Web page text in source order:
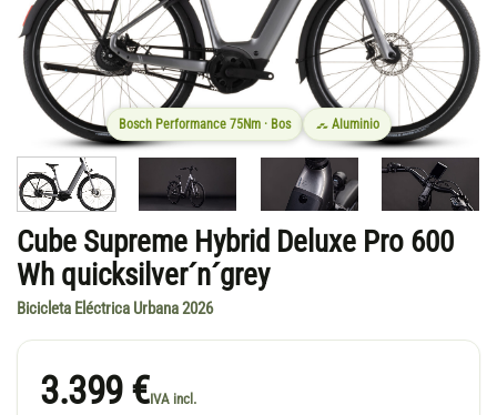
Bosch Performance 75Nm · Bos Aluminio
Cube Supreme Hybrid Deluxe Pro 600
Wh quicksilver´n´grey
Bicicleta Eléctrica Urbana 2026
3.399 €IVA incl.